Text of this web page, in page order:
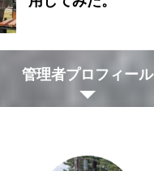
管理者プロフィール